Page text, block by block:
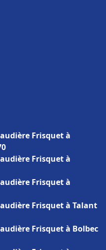
Frisquet à
Frisquet à
Frisquet à
Frisquet à Talant
Frisquet à Bolbec